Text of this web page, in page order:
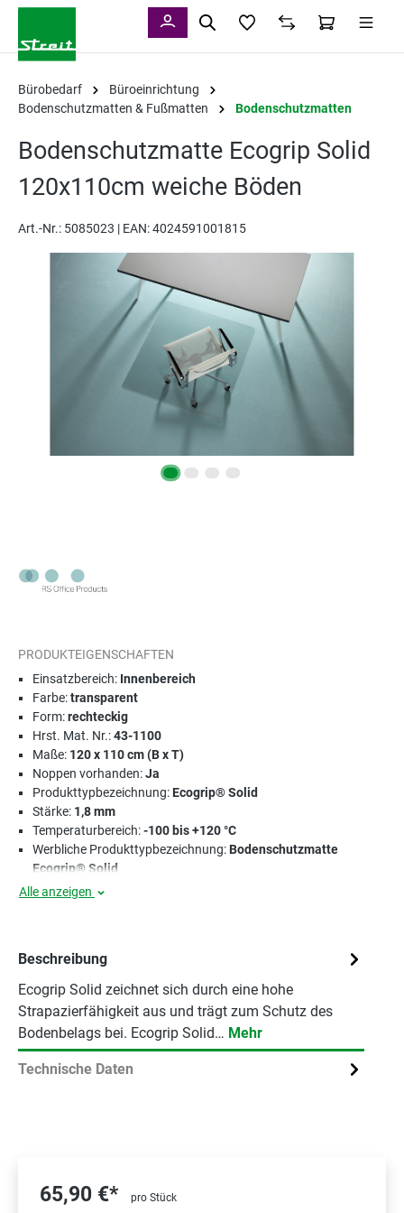
Bürobedarf
Büroeinrichtung
Bodenschutzmatten & Fußmatten
Bodenschutzmatten
Bodenschutzmatte Ecogrip Solid
120x110cm weiche Böden
Art.-Nr.: 5085023 | EAN: 4024591001815
Bildergalerie überspringen
PRODUKTEIGENSCHAFTEN
Einsatzbereich: Innenbereich
Farbe:transparent
Form:rechteckig
Hrst. Mat. Nr.:43-1100
Maße: 120 x 110 cm (B x T)
Noppen vorhanden:Ja
Produkttypbezeichnung:Ecogrip® Solid
Stärke: 1,8 mm
Temperaturbereich:-100 bis +120 °C
Werbliche Produkttypbezeichnung:Bodenschutzmatte
Ecogrip® Solid
Alle anzeigen
Beschreibung
Ecogrip Solid zeichnet sich durch eine hohe
Strapazierfähigkeit aus und trägt zum Schutz des
Bodenbelags bei. Ecogrip Solid… Mehr
Technische Daten
65,90 €* pro Stück